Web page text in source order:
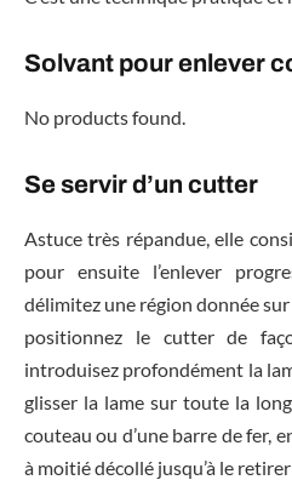
Solvant pour enlever
No products found.
Se servir d’un cutter
Astuce très répandue, elle
pour ensuite l’enlever
délimitez une région donnée sur
positionnez le cutter de
introduisez profondément la
glisser la lame sur toute la
couteau ou d’une barre de fer,
à moitié décollé jusqu’à le